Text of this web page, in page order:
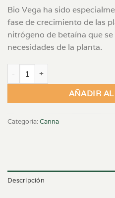
Bio Vega ha sido
fase de crecimiento de las
nitrógeno de betaína que
necesidades de la planta.
BIOCANNA Bio Vega 1 L.
AÑADIR
Categoría:Canna
Descripción